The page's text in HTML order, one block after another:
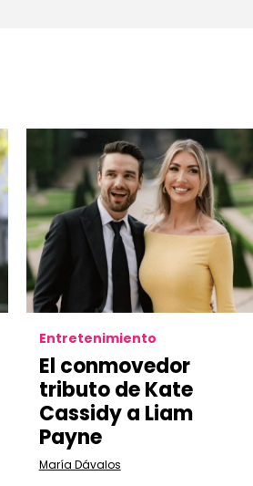
Entretenimiento
El conmovedor
tributo de Kate
Cassidy a Liam
Payne
María Dávalos